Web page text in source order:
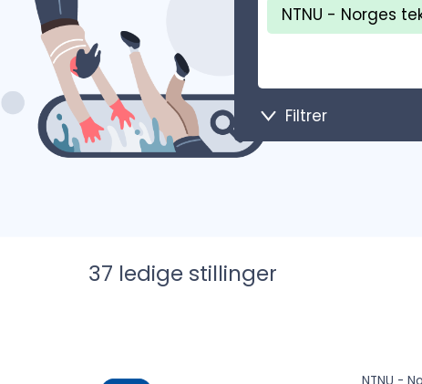
NTNU - Norges
Filtrer
37 ledige stillinger